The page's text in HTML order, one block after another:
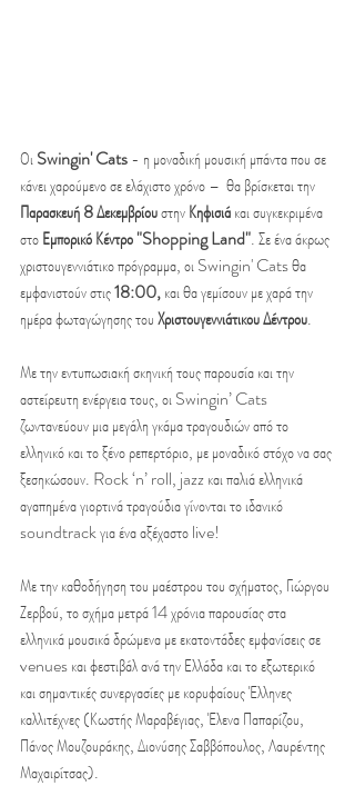
Οι Swingin' Cats - η μοναδική μουσική μπάντα που σε
κάνει χαρούμενο σε ελάχιστο χρόνο –  θα βρίσκεται την
Παρασκευή 8 Δεκεμβρίου στην Κηφισιά και συγκεκριμένα
στο Εμπορικό Κέντρο "Shopping Land". Σε ένα άκρως
χριστουγεννιάτικο πρόγραμμα, οι Swingin' Cats θα
εμφανιστούν στις 18:00, και θα γεμίσουν με χαρά την
ημέρα φωταγώγησης του Χριστουγεννιάτικου Δέντρου.
Με την εντυπωσιακή σκηνική τους παρουσία και την
αστείρευτη ενέργεια τους, οι Swingin’ Cats
ζωντανεύουν μια μεγάλη γκάμα τραγουδιών από το
ελληνικό και το ξένο ρεπερτόριο, με μοναδικό στόχο να σας
ξεσηκώσουν. Rock ‘n’ roll, jazz και παλιά ελληνικά
αγαπημένα γιορτινά τραγούδια γίνονται το ιδανικό
soundtrack για ένα αξέχαστο live!
Με την καθοδήγηση του μαέστρου του σχήματος, Γιώργου
Ζερβού, το σχήμα μετρά 14 χρόνια παρουσίας στα
ελληνικά μουσικά δρώμενα με εκατοντάδες εμφανίσεις σε
venues και φεστιβάλ ανά την Ελλάδα και το εξωτερικό
και σημαντικές συνεργασίες με κορυφαίους Έλληνες
καλλιτέχνες (Κωστής Μαραβέγιας, Έλενα Παπαρίζου,
Πάνος Μουζουράκης, Διονύσης Σαββόπουλος, Λαυρέντης
Μαχαιρίτσας).